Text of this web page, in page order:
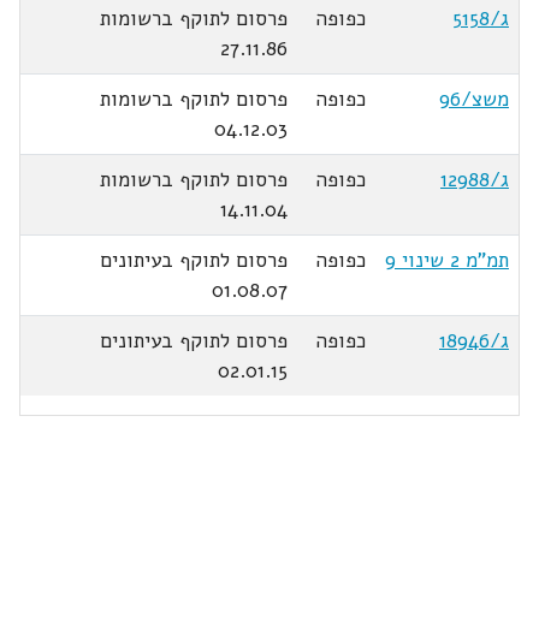
ג/5158
כפופה
פרסום לתוקף ברשומות
27.11.86
משצ/96
כפופה
פרסום לתוקף ברשומות
04.12.03
ג/12988
כפופה
פרסום לתוקף ברשומות
14.11.04
תמ"מ 2 שינוי 9
כפופה
פרסום לתוקף בעיתונים
01.08.07
ג/18946
כפופה
פרסום לתוקף בעיתונים
02.01.15